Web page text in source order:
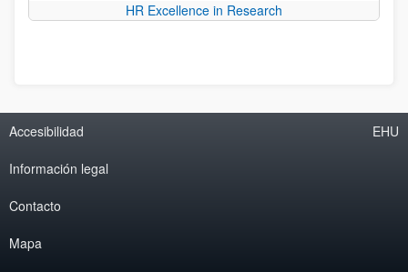
HR Excellence in Research
Accesibilidad
Información legal
Contacto
Mapa
EHU